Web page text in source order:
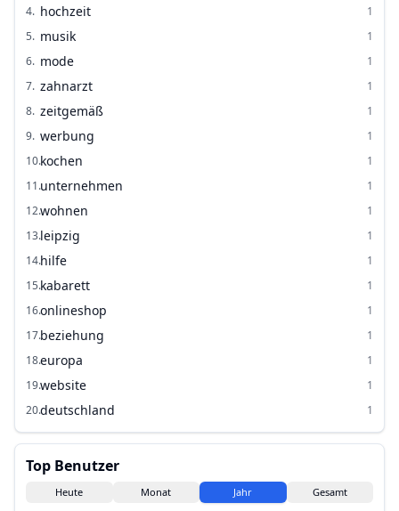
4. hochzeit
1
5. musik
1
6. mode
1
7. zahnarzt
1
8. zeitgemäß
1
9. werbung
1
10.kochen
1
11.unternehmen
1
12.wohnen
1
13.leipzig
1
14.hilfe
1
15.kabarett
1
16.onlineshop
1
17.beziehung
1
18.europa
1
19.website
1
20.deutschland 1
Top Benutzer
Heute Monat Jahr Gesamt